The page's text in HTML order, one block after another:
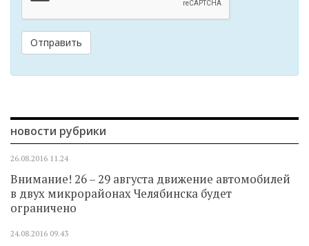
Отправить
новости рубрики
26.08.2016 11.24
Внимание! 26 – 29 августа движение автомобилей
в двух микрорайонах Челябинска будет
ограничено
24.08.2016 09.43